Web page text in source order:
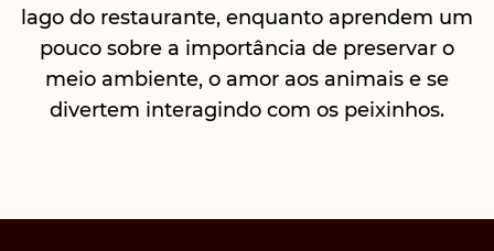
lago do restaurante, enquanto aprendem um
pouco sobre a importância de preservar o
meio ambiente, o amor aos animais e se
divertem interagindo com os peixinhos.